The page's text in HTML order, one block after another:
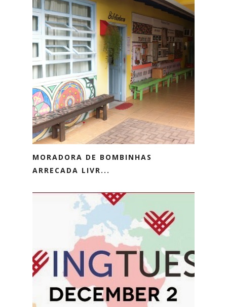
MORADORA DE BOMBINHAS
ARRECADA LIVR...